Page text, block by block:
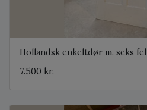
Hollandsk enkeltdør m. seks
7.500 kr.